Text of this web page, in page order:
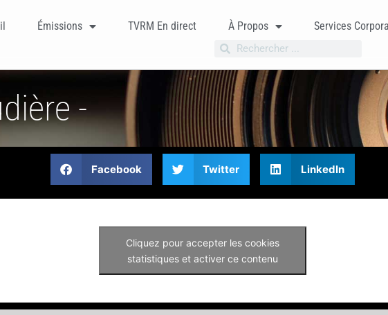
Émissions TVRM En direct À Propos Services
-
Facebook Twitter LinkedIn
Cliquez pour accepter les cookies
statistiques et activer ce contenu